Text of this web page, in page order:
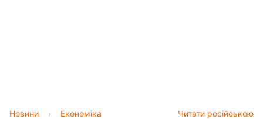
Читати російською
Новини › Економіка